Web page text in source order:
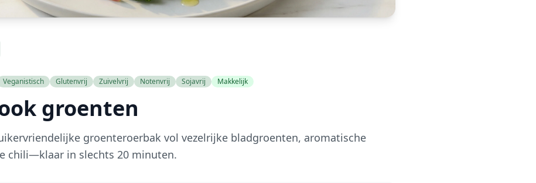
Veganistisch Glutenvrij Zuivelvrij Notenvrij Sojavrij Makkelijk
groenten
groenteroerbak vol vezelrijke bladgroenten, aromatische
chili—klaar in slechts 20 minuten.